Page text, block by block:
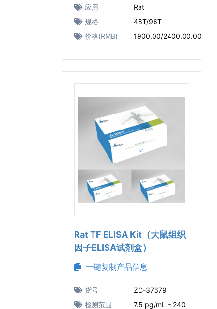
应用
Rat
规格
48T/96T
价格(RMB)
1900.00/2400.00.00
Rat TF ELISA Kit（大鼠组织
因子ELISA试剂盒）
一键复制产品信息
货号
ZC-37679
检测范围
7.5 pg/mL – 240